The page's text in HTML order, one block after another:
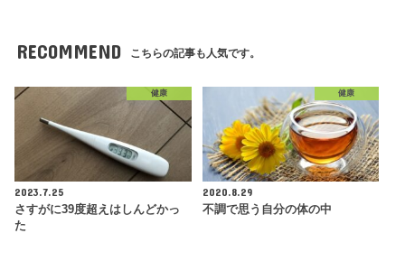
RECOMMEND こちらの記事も人気です。
健康
2023.7.25
さすがに39度超えはしんどかっ
た
健康
2020.8.29
不調で思う自分の体の中